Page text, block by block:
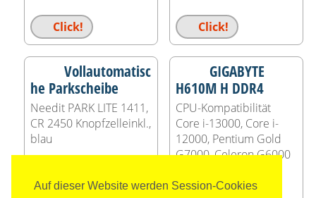
Auf dieser Website werden Session-Cookies
Click! Click!
Vollautomatisc
he Parkscheibe
Needit PARK LITE 1411,
CR 2450 Knopfzelleinkl.,
blau
Click!
GIGABYTE
H610M H DDR4
CPU-Kompatibilität
Core i-13000, Core i-
12000, Pentium Gold
G7000, Celeron G6000
Click!